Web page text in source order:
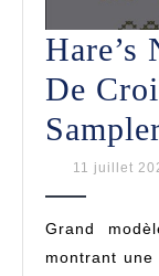
Hare’s
De
11 juillet
Grand
montrant